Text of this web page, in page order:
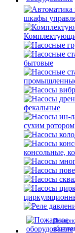
шкафы
бытовые
фекальные
сухим ротором
консольные,